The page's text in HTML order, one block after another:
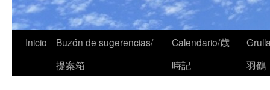
Inicio
Buzón de sugerencias/
提案箱
Calendario/歳
時記
羽鶴